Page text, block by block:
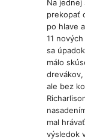
Na
prekopať
po hlave
11
sa
málo
ale bez
mal
výsledok